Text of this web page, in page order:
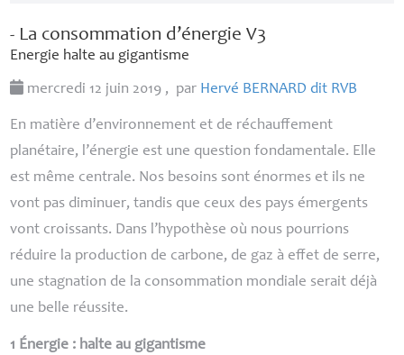
- La consommation d’énergie V3
Energie halte au gigantisme
mercredi 12 juin 2019 , par Hervé BERNARD dit RVB
En matière d’environnement et de réchauffement
planétaire, l’énergie est une question fondamentale. Elle
est même centrale. Nos besoins sont énormes et ils ne
vont pas diminuer, tandis que ceux des pays émergents
vont croissants. Dans l’hypothèse où nous pourrions
réduire la production de carbone, de gaz à effet de serre,
une stagnation de la consommation mondiale serait déjà
une belle réussite.
1 Énergie : halte au gigantisme